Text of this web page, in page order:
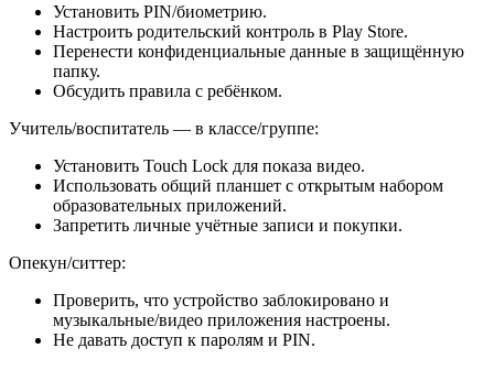
Установить PIN/биометрию.
Настроить родительский контроль в Play Store.
Перенести конфиденциальные данные в защищённую
папку.
Обсудить правила с ребёнком.
Учитель/воспитатель — в классе/группе:
Установить Touch Lock для показа видео.
Использовать общий планшет с открытым набором
образовательных приложений.
Запретить личные учётные записи и покупки.
Опекун/ситтер:
Проверить, что устройство заблокировано и
музыкальные/видео приложения настроены.
Не давать доступ к паролям и PIN.